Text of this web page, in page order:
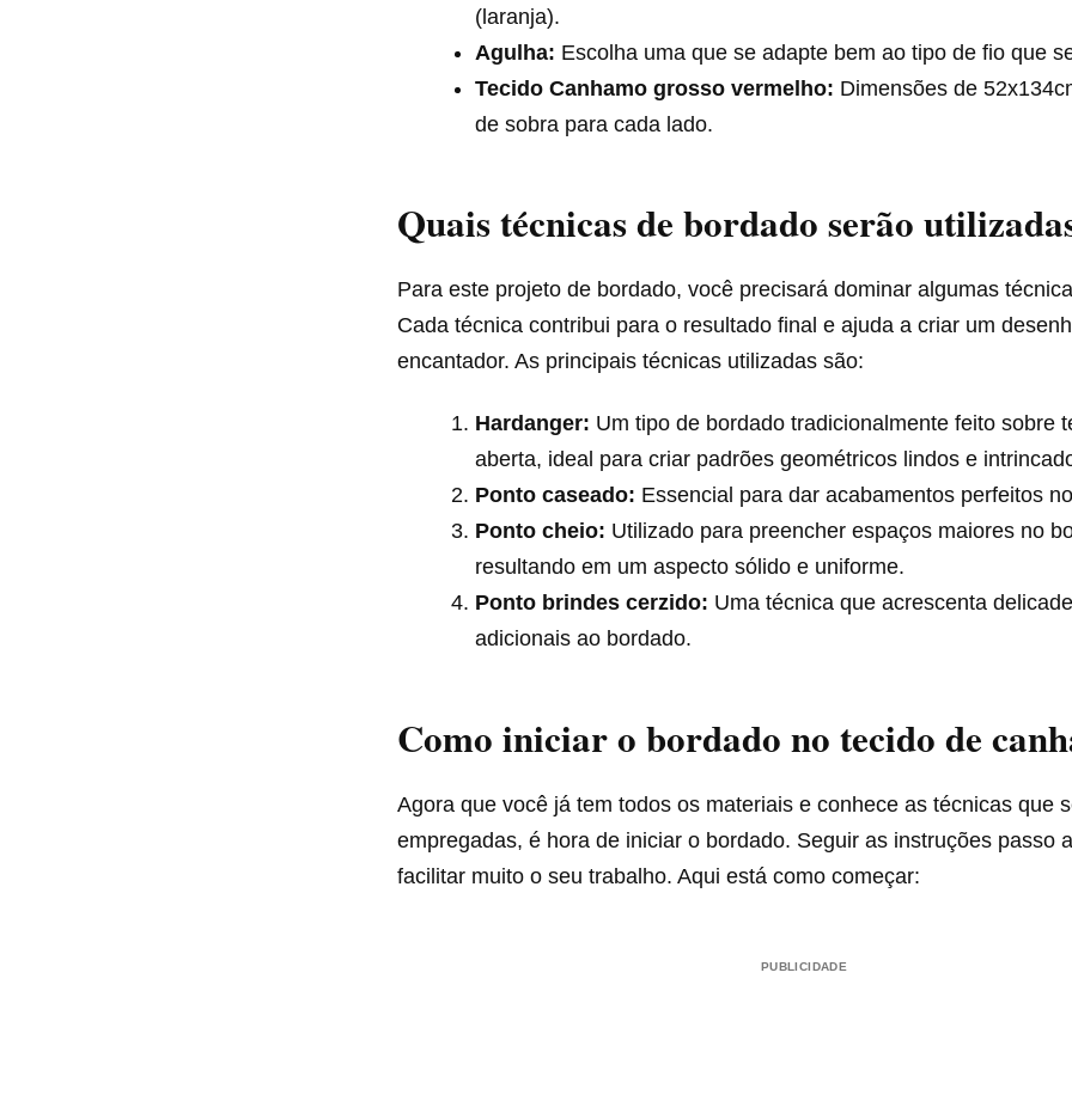
(laranja).
Agulha: Escolha uma que se adapte bem ao tipo de fio que
Tecido Canhamo grosso vermelho: Dimensões de
de sobra para cada lado.
Quais técnicas de bordado serão
Para este projeto de bordado, você precisará dominar algumas
Cada técnica contribui para o resultado final e ajuda a criar um
encantador. As principais técnicas utilizadas são:
Hardanger: Um tipo de bordado tradicionalmente feito sobre
aberta, ideal para criar padrões geométricos lindos e
Ponto caseado: Essencial para dar acabamentos perfeitos
Ponto cheio: Utilizado para preencher espaços maiores no
resultando em um aspecto sólido e uniforme.
Ponto brindes cerzido: Uma técnica que acrescenta
adicionais ao bordado.
Como iniciar o bordado no tecido de
Agora que você já tem todos os materiais e conhece as técnicas que
empregadas, é hora de iniciar o bordado. Seguir as instruções passo
facilitar muito o seu trabalho. Aqui está como começar:
PUBLICIDADE